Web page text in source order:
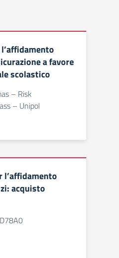
a favore
scolastico
– Risk
– Unipol
l’affidamento
acquisto